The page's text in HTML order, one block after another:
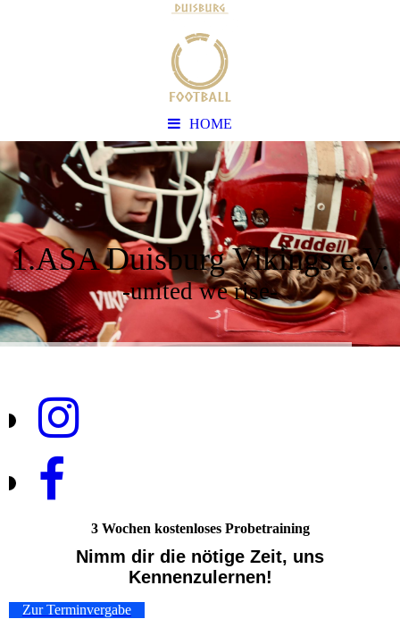
HOME
1.ASA Duisburg Vikings e.V.
-united we rise-
3 Wochen kostenloses Probetraining
Nimm dir die nötige Zeit, uns
Kennenzulernen!
Zur Terminvergabe